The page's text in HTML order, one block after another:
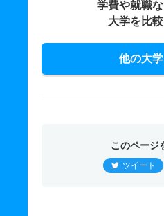
学費や就職な
大学を比
他の大
このページ
ツイート